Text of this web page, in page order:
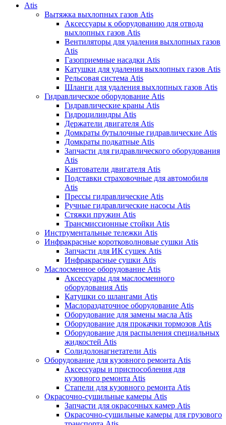
Atis
Вытяжка выхлопных газов Atis
Аксессуары к оборудованию для отвода
выхлопных газов Atis
Вентиляторы для удаления выхлопных газов
Atis
Газоприемные насадки Atis
Катушки для удаления выхлопных газов Atis
Рельсовая система Atis
Шланги для удаления выхлопных газов Atis
Гидравлическое оборудование Atis
Гидравлические краны Atis
Гидроцилиндры Atis
Держатели двигателя Atis
Домкраты бутылочные гидравлические Atis
Домкраты подкатные Atis
Запчасти для гидравлического оборудования
Atis
Кантователи двигателя Atis
Подставки страховочные для автомобиля
Atis
Прессы гидравлические Atis
Ручные гидравлические насосы Atis
Стяжки пружин Atis
Трансмиссионные стойки Atis
Инструментальные тележки Atis
Инфракрасные коротковолновые сушки Atis
Запчасти для ИК сушек Atis
Инфракрасные сушки Atis
Маслосменное оборудование Atis
Аксессуары для маслосменного
оборудования Atis
Катушки со шлангами Atis
Маслораздаточное оборудование Atis
Оборудование для замены масла Atis
Оборудование для прокачки тормозов Atis
Оборудование для распыления специальных
жидкостей Atis
Солидолонагнетатели Atis
Оборудование для кузовного ремонта Atis
Аксессуары и приспособления для
кузовного ремонта Atis
Стапели для кузовного ремонта Atis
Окрасочно-сушильные камеры Atis
Запчасти для окрасочных камер Atis
Окрасочно-сушильные камеры для грузового